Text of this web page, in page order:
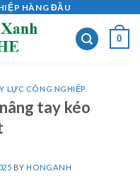
HÀNG ĐẦU
0
LỰC CÔNG NGHIỆP
tay kéo
BYHONGANH